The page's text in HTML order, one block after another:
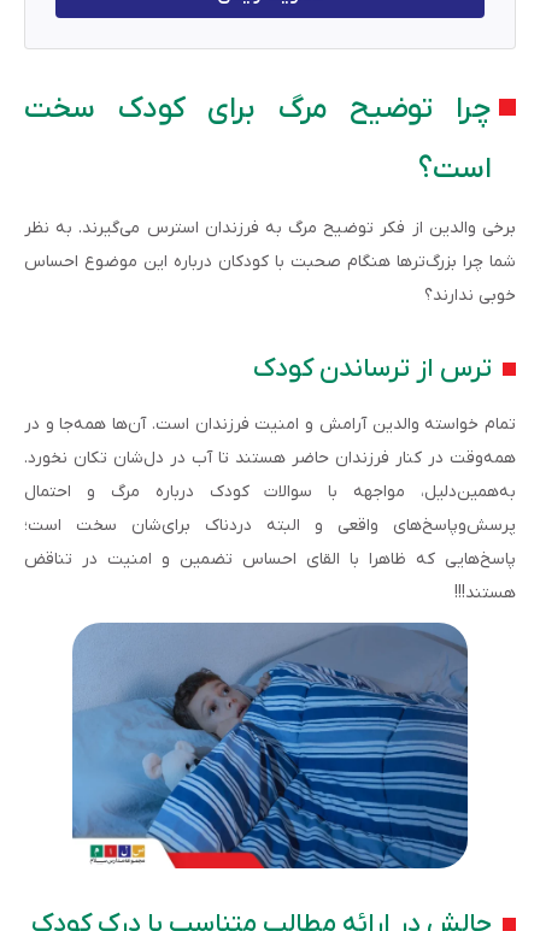
چرا توضیح مرگ برای کودک سخت
است؟
برخی والدین از فکر توضیح مرگ به فرزندان استرس می‌گیرند. به نظر
شما چرا بزرگ‌ترها هنگام صحبت با کودکان درباره این موضوع احساس
خوبی ندارند؟
ترس از ترساندن کودک
تمام خواسته والدین آرامش و امنیت فرزندان است. آن‌ها همه‌جا و در
همه‌وقت در کنار فرزندان حاضر هستند تا آب در دل‌شان تکان نخورد.
به‌همین‌دلیل، مواجهه با سوالات کودک درباره مرگ و احتمال
پرسش‌وپاسخ‌های واقعی و البته دردناک برای‌شان سخت است؛
پاسخ‌هایی که ظاهرا با القای احساس تضمین و امنیت در تناقض
هستند!!!